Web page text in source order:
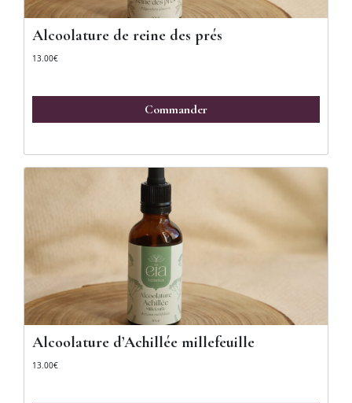
Alcoolature de reine des prés
13.00€
Commander
Alcoolature d’Achillée millefeuille
13.00€